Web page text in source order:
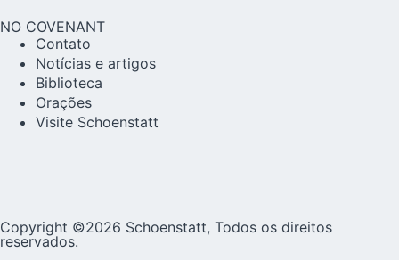
NO COVENANT
Contato
Notícias e artigos
Biblioteca
Orações
Visite Schoenstatt
Copyright ©2026 Schoenstatt, Todos os direitos
reservados.